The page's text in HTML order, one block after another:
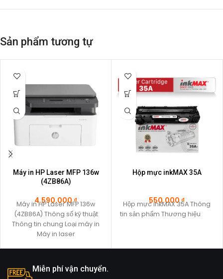
Sản phẩm tương tự
Máy in HP Laser MFP 136w
(4ZB86A)
4.590.000₫
Máy in HP Laser MFP 136w
(4ZB86A) Thông số kỹ thuật
Thông tin chung Loại máy in
Máy in laser
Hộp mực inkMAX 35A
550.000₫
Hộp mực inkMAX 35A Thông
tin sản phẩm Thương hiệu
Miễn phí vận chuyển.